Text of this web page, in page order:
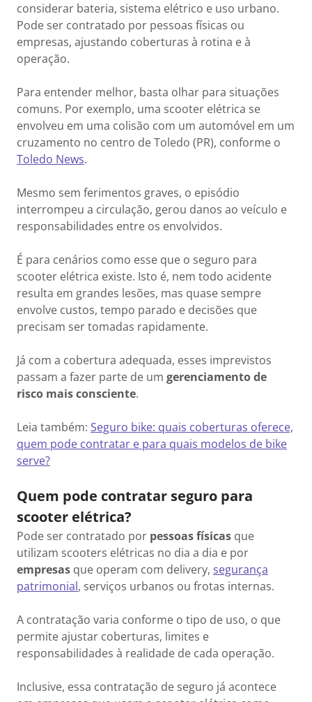
considerar bateria, sistema elétrico e uso urbano.
Pode ser contratado por pessoas físicas ou
empresas, ajustando coberturas à rotina e à
operação.
Para entender melhor, basta olhar para situações
comuns. Por exemplo, uma scooter elétrica se
envolveu em uma colisão com um automóvel em um
cruzamento no centro de Toledo (PR), conforme o
Toledo News.
Mesmo sem ferimentos graves, o episódio
interrompeu a circulação, gerou danos ao veículo e
responsabilidades entre os envolvidos.
É para cenários como esse que o seguro para
scooter elétrica existe. Isto é, nem todo acidente
resulta em grandes lesões, mas quase sempre
envolve custos, tempo parado e decisões que
precisam ser tomadas rapidamente.
Já com a cobertura adequada, esses imprevistos
passam a fazer parte de um gerenciamento de
risco mais consciente.
Leia também: Seguro bike: quais coberturas oferece,
quem pode contratar e para quais modelos de bike
serve?
Quem pode contratar seguro para
scooter elétrica?
Pode ser contratado por pessoas físicas que
utilizam scooters elétricas no dia a dia e por
empresas que operam com delivery, segurança
patrimonial, serviços urbanos ou frotas internas.
A contratação varia conforme o tipo de uso, o que
permite ajustar coberturas, limites e
responsabilidades à realidade de cada operação.
Inclusive, essa contratação de seguro já acontece